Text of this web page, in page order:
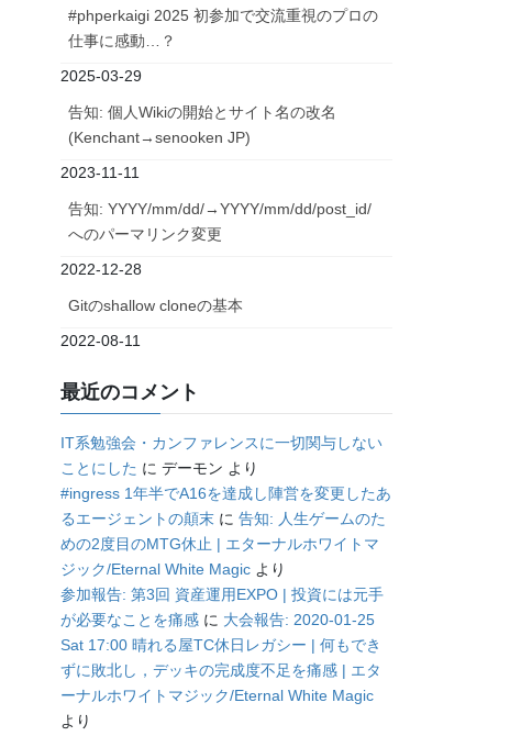
#phperkaigi 2025 初参加で交流重視のプロの
仕事に感動…？
2025-03-29
告知: 個人Wikiの開始とサイト名の改名
(Kenchant→senooken JP)
2023-11-11
告知: YYYY/mm/dd/→YYYY/mm/dd/post_id/
へのパーマリンク変更
2022-12-28
Gitのshallow cloneの基本
2022-08-11
最近のコメント
IT系勉強会・カンファレンスに一切関与しない
ことにした にデーモン より
#ingress 1年半でA16を達成し陣営を変更したあ
るエージェントの顛末 に告知: 人生ゲームのた
めの2度目のMTG休止 | エターナルホワイトマ
ジック/Eternal White Magic より
参加報告: 第3回 資産運用EXPO | 投資には元手
が必要なことを痛感 に 大会報告: 2020-01-25
Sat 17:00 晴れる屋TC休日レガシー | 何もでき
ずに敗北し，デッキの完成度不足を痛感 | エタ
ーナルホワイトマジック/Eternal White Magic
より